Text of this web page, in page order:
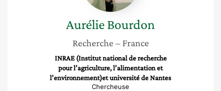
AurélieBourdon
Recherche – France
INRAE (Institut national de recherche
pour l’agriculture, l’alimentation et
l’environnement)et université de Nantes
Chercheuse